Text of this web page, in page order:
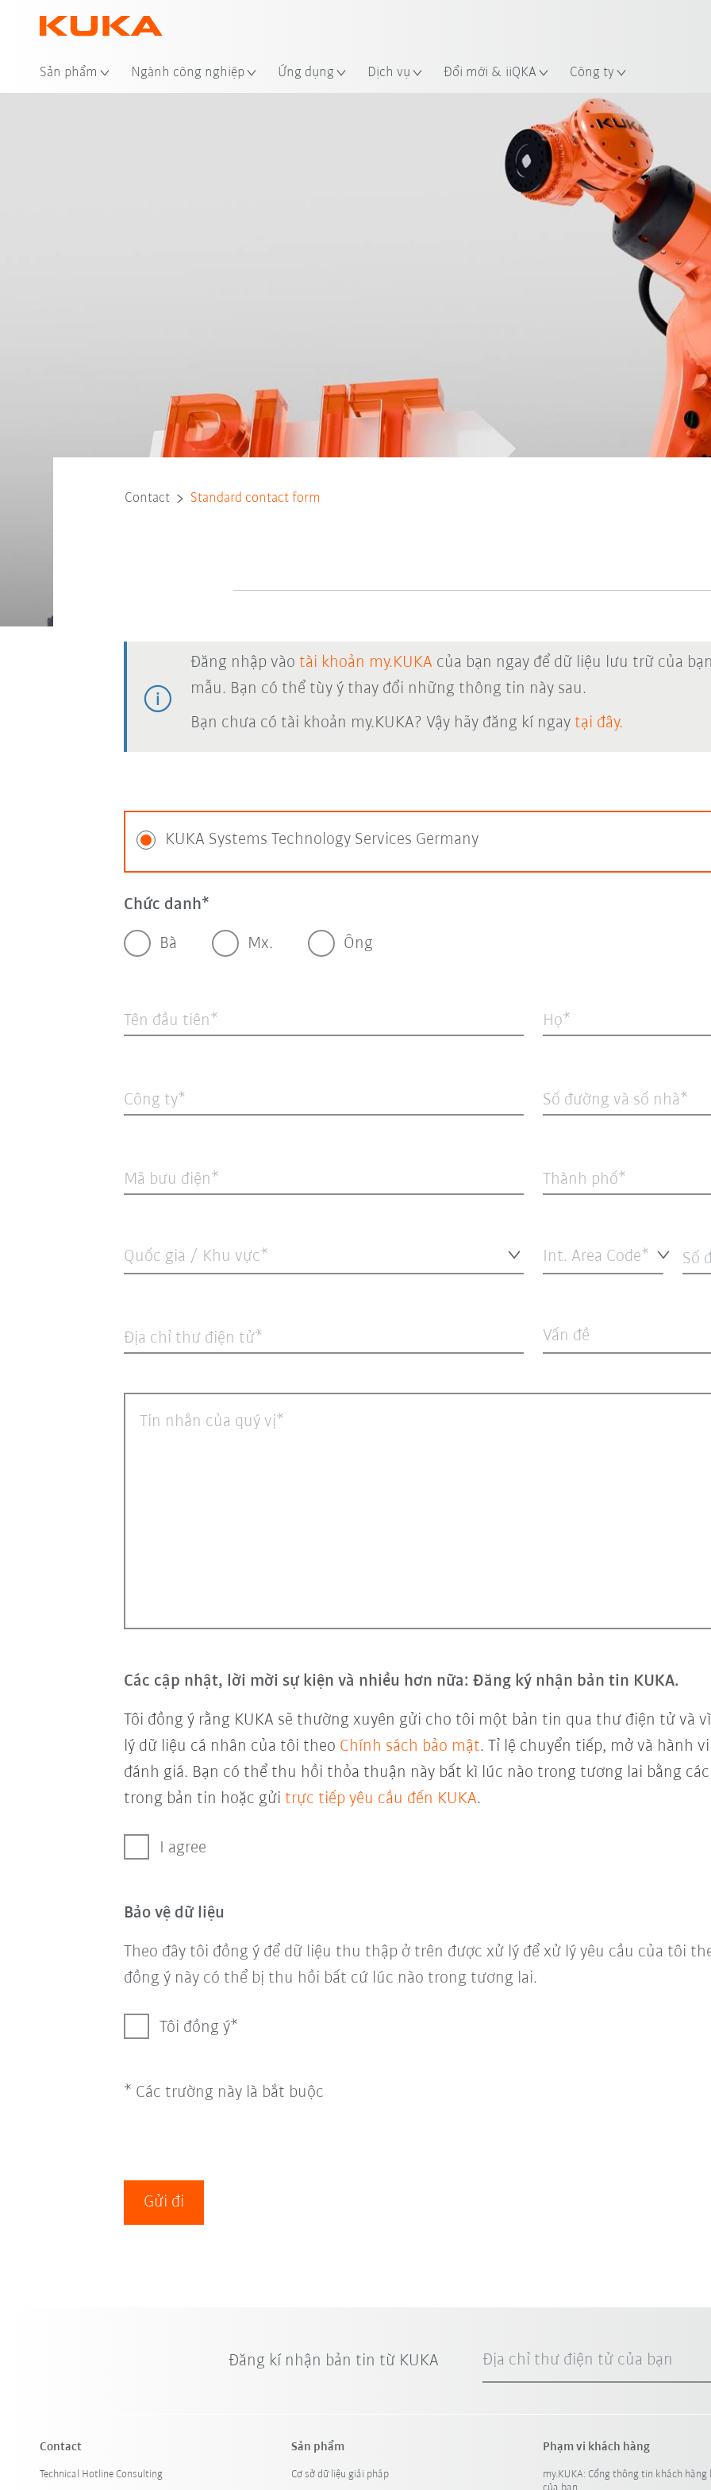
Sản phẩm Ngành công nghiệp Ứng dụng Dịch vụ Đổi mới & iiQKA Công ty
Contact Standard contact form
Đăng nhập vào tài khoản my.KUKA của bạn ngay để dữ liệu lưu trữ của
mẫu. Bạn có thể tùy ý thay đổi những thông tin này sau.
Bạn chưa có tài khoản my.KUKA? Vậy hãy đăng kí ngay tại đây.
KUKA Systems Technology Services Germany
Chức danh
Bà Mx. Ông
Tên đầu tiên Họ
Công ty Số đường và số nhà
Mã bưu điện Thành phố
Quốc gia / Khu vực* Int. Area Code* Số
Địa chỉ thư điện tử Vấn đề
Tin nhắn của quý vị
Các cập nhật, lời mời sự kiện và nhiều hơn nữa: Đăng ký nhận bản tin KUKA.
Tôi đồng ý rằng KUKA sẽ thường xuyên gửi cho tôi một bản tin qua thư điện tử và
lý dữ liệu cá nhân của tôi theo Chính sách bảo mật. Tỉ lệ chuyển tiếp, mở và hành
đánh giá. Bạn có thể thu hồi thỏa thuận này bất kì lúc nào trong tương lai bằng
trong bản tin hoặc gửi trực tiếp yêu cầu đến KUKA.
I agree
Bảo vệ dữ liệu
Theo đây tôi đồng ý để dữ liệu thu thập ở trên được xử lý để xử lý yêu cầu của tôi
đồng ý này có thể bị thu hồi bất cứ lúc nào trong tương lai.
Tôi đồng ý
* Các trường này là bắt buộc
Gửi đi
Đăng kí nhận bản tin từ KUKA Địa chỉ thư điện tử của bạn
Contact
Technical Hotline Consulting
Sản phẩm
Cơ sở dữ liệu giải pháp
Phạm vi khách hàng
my.KUKA: Cổng thông tin khách